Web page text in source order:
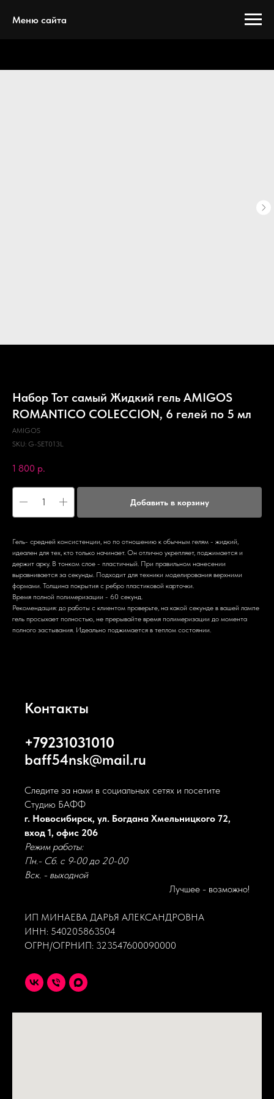
Меню сайта
Набор Тот самый Жидкий гель AMIGOS
ROMANTICO COLECCION, 6 гелей по 5 мл
AMIGOS
SKU: G-SET013L
1 800 р.
Добавить в корзину
Гель- средней консистенции, но по отношению к обычным гелям - жидкий,
идеален для тех, кто только начинает. Он отлично укрепляет, поджимается и
держит арку. В тонком слое - пластичный. При правильном нанесении
выравнивается за секунды. Подходит для техники моделирования верхними
формами. Толщина покрытия с ребро пластиковой карточки.
Время полной полимеризации - 60 секунд.
Рекомендация: до работы с клиентом проверьте, на какой секунде в вашей лампе
гель просыхает полностью, не прерывайте время полимеризации до момента
полного застывания. Идеально поджимается в теплом состоянии.
Контакты
+79231031010
baff54nsk@mail.ru
Следите за нами в социальных сетях и посетите
Студию БАФФ
г. Новосибирск, ул. Богдана Хмельницкого 72,
вход 1, офис 206
Режим работы:
Пн.- Сб. с 9-00 до 20-00
Вск. - выходной
Лучшее - возможно!
ИП МИНАЕВА ДАРЬЯ АЛЕКСАНДРОВНА
ИНН: 540205863504
ОГРН/ОГРНИП: 323547600090000